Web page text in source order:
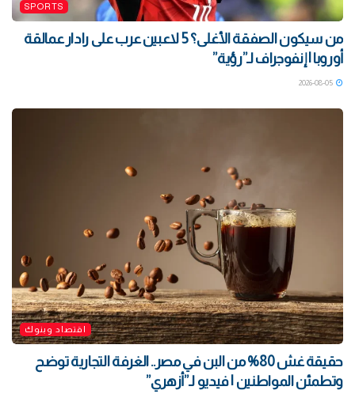
SPORTS
من سيكون الصفقة الأغلى؟ 5 لاعبين عرب على رادار عمالقة
أوروبا | إنفوجراف لـ”رؤية”
اقتصاد وبنوك
حقيقة غش 80% من البن في مصر.. الغرفة التجارية توضح
وتطمئن المواطنين | فيديو لـ”أزهري”